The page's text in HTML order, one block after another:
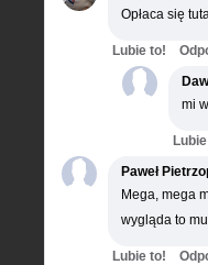
Opłaca się
Lubie to!
mi
Paweł
Mega, mega
wygląda to
Lubie to!